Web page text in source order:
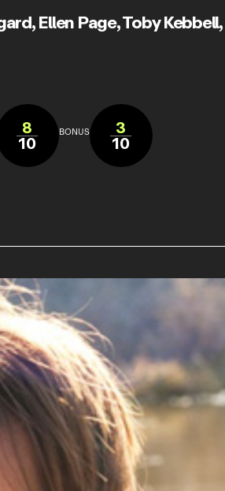
,Ellen Page,Toby Kebbell,
8
10 BONUS 3
10